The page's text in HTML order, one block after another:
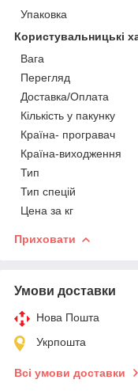
Упаковка
Користувальницькі
Вага
Перегляд
Доставка/Оплата
Кількість у пакунку
Країна- програвач
Країна-виходження
Тип
Тип спецій
Цена за кг
Приховати
Умови доставки
Нова Пошта
Укрпошта
Всі умови доставки